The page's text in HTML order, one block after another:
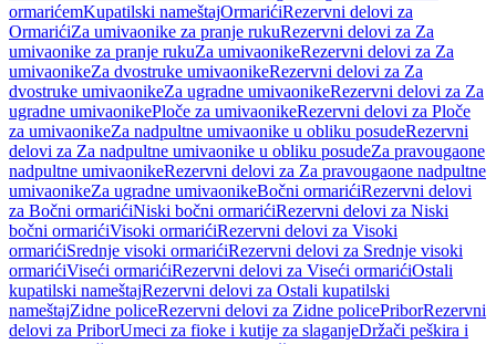
ormarićemKupatilski nameštajOrmarićiRezervni delovi za
OrmarićiZa umivaonike za pranje rukuRezervni delovi za Za
umivaonike za pranje rukuZa umivaonikeRezervni delovi za Za
umivaonikeZa dvostruke umivaonikeRezervni delovi za Za
dvostruke umivaonikeZa ugradne umivaonikeRezervni delovi za Za
ugradne umivaonikePloče za umivaonikeRezervni delovi za Ploče
za umivaonikeZa nadpultne umivaonike u obliku posudeRezervni
delovi za Za nadpultne umivaonike u obliku posudeZa pravougaone
nadpultne umivaonikeRezervni delovi za Za pravougaone nadpultne
umivaonikeZa ugradne umivaonikeBočni ormarićiRezervni delovi
za Bočni ormarićiNiski bočni ormarićiRezervni delovi za Niski
bočni ormarićiVisoki ormarićiRezervni delovi za Visoki
ormarićiSrednje visoki ormarićiRezervni delovi za Srednje visoki
ormarićiViseći ormarićiRezervni delovi za Viseći ormarićiOstali
kupatilski nameštajRezervni delovi za Ostali kupatilski
nameštajZidne policeRezervni delovi za Zidne policePriborRezervni
delovi za PriborUmeci za fioke i kutije za slaganjeDržači peškira i